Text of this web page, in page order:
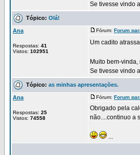
Se tivesse vindo
Tópico: Olá!
Ana
Respostas: 41
Vistos: 102951
Fórum: Forum
Um cadito
Muito bem-
Se tivesse vindo
Tópico: as minhas apresentações.
Ana
Respostas: 25
Vistos: 74558
Fórum: Forum
Obrigado pela
não....continuo a
...